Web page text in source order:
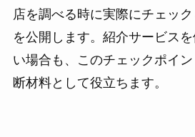
店を調べる時に実際にチェッ
を公開します。紹介サービス
い場合も、このチェックポイ
断材料として役立ちます。